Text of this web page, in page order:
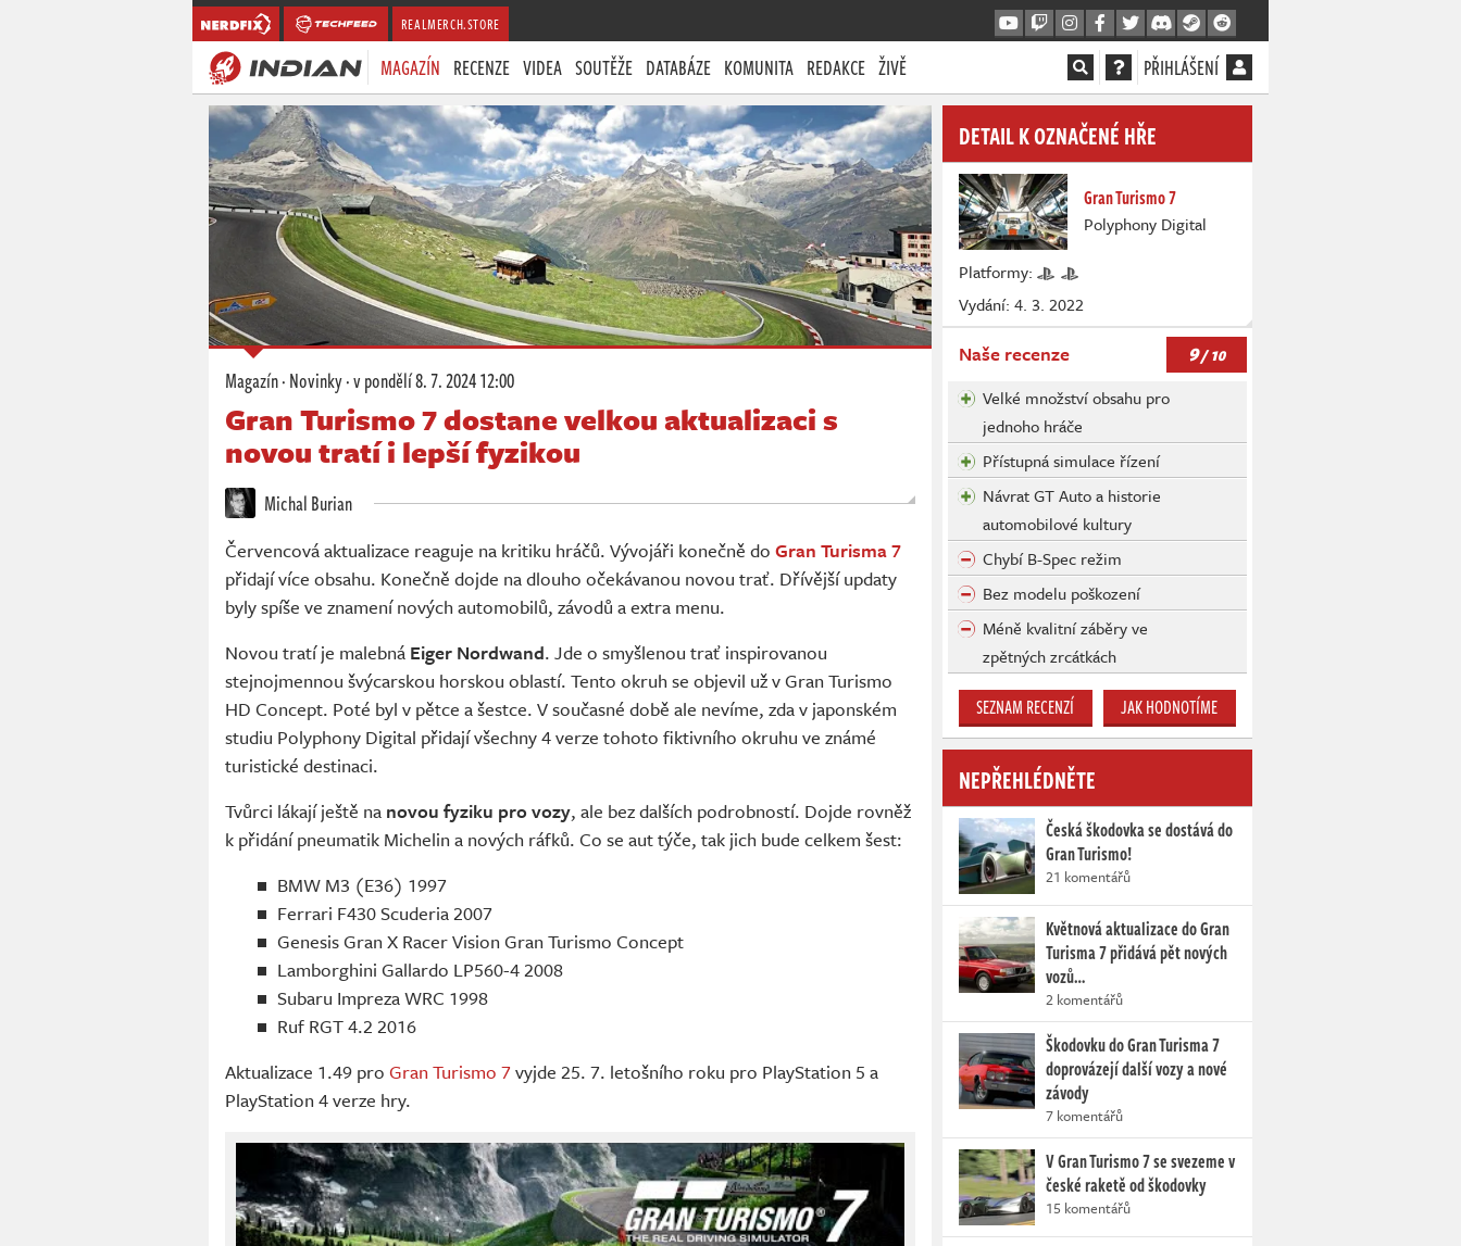
REALMERCH.STORE
MAGAZÍN RECENZE VIDEA SOUTĚŽE DATABÁZE KOMUNITA REDAKCE ŽIVĚ PŘIHLÁŠENÍ
Magazín·Novinky·v pondělí8. 7. 2024 12:00
Gran Turismo 7 dostane velkou aktualizaci s
novou tratí i lepší fyzikou
Michal Burian
Červencová aktualizace reaguje na kritiku hráčů. Vývojáři konečně do Gran Turisma 7
přidají více obsahu. Konečně dojde na dlouho očekávanou novou trať. Dřívější updaty
byly spíše ve znamení nových automobilů, závodů a extra menu.
Novou tratí je malebná Eiger Nordwand. Jde o smyšlenou trať inspirovanou
stejnojmennou švýcarskou horskou oblastí. Tento okruh se objevil už v Gran Turismo
HD Concept. Poté byl v pětce a šestce. V současné době ale nevíme, zda v japonském
studiu Polyphony Digital přidají všechny 4 verze tohoto fiktivního okruhu ve známé
turistické destinaci.
Tvůrci lákají ještě na novou fyziku pro vozy, ale bez dalších podrobností. Dojde rovněž
k přidání pneumatik Michelin a nových ráfků. Co se aut týče, tak jich bude celkem šest:
BMW M3 (E36) 1997
Ferrari F430 Scuderia 2007
Genesis Gran X Racer Vision Gran Turismo Concept
Lamborghini Gallardo LP560-4 2008
Subaru Impreza WRC 1998
Ruf RGT 4.2 2016
Aktualizace 1.49 pro Gran Turismo 7vyjde 25. 7. letošního roku pro PlayStation 5 a
PlayStation 4 verze hry.
DETAIL K OZNAČENÉ HŘE
Gran Turismo 7
Polyphony Digital
Platformy:
Vydání: 4. 3. 2022
Naše recenze 9/ 10
Velké množství obsahu pro
jednoho hráče
Přístupná simulace řízení
Návrat GT Auto a historie
automobilové kultury
Chybí B-Spec režim
Bez modelu poškození
Méně kvalitní záběry ve
zpětných zrcátkách
SEZNAM RECENZÍ JAK HODNOTÍME
NEPŘEHLÉDNĚTE
Česká škodovka se dostává do
Gran Turismo!
21 komentářů
Květnová aktualizace do Gran
Turisma 7 přidává pět nových
vozů…
2 komentářů
Škodovku do Gran Turisma 7
doprovázejí další vozy a nové
závody
7 komentářů
V Gran Turismo 7 se svezeme v
české raketě od škodovky
15 komentářů